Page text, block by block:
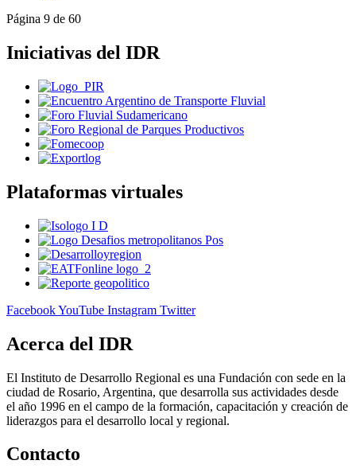
Página 9 de 60
Iniciativas del IDR
Plataformas virtuales
FacebookYouTube Instagram Twitter
Acerca del IDR
El Instituto de Desarrollo Regional es una Fundación con sede en la
ciudad de Rosario, Argentina, que desarrolla sus actividades desde
el año 1996 en el campo de la formación, capacitación y creación de
liderazgos para el desarrollo local y regional.
Contacto